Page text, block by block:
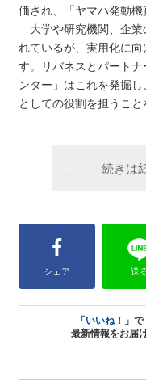
価され、「ヤマハ発動機
大学や研究機関、企業
れているが、実用化に
す。リバネスとパート
ンター」はこれを発掘
としての役割を担うこと
続きは
シェア 送
「いいね！」で
最新情報をお届